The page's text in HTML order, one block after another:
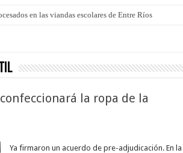
de los Macanos”
la ropa de la
Ya firmaron un acuerdo de pre-adjudicación. En la